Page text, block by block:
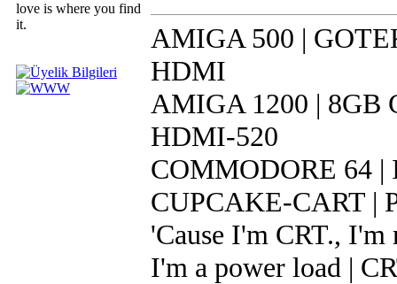
love is where you find
it.
AMIGA 500 |
HDMI
AMIGA 1200 | 8GB
HDMI-520
COMMODORE 64 |
CUPCAKE-CART |
'Cause I'm CRT.,
I'm a power load |